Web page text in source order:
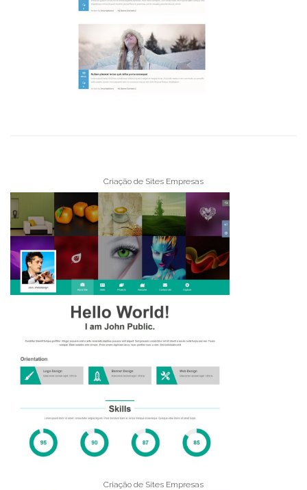
Criação de Sites Empresas
Criação de Sites Empresas